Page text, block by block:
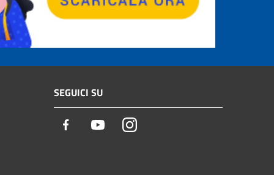
SEGUICI SU
Facebook YoutubeInstagram